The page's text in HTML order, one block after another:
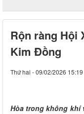
Rộn ràng Hội
Kim Đồng
Thứ hai - 09/02/2026 15:19
Hòa trong không khí